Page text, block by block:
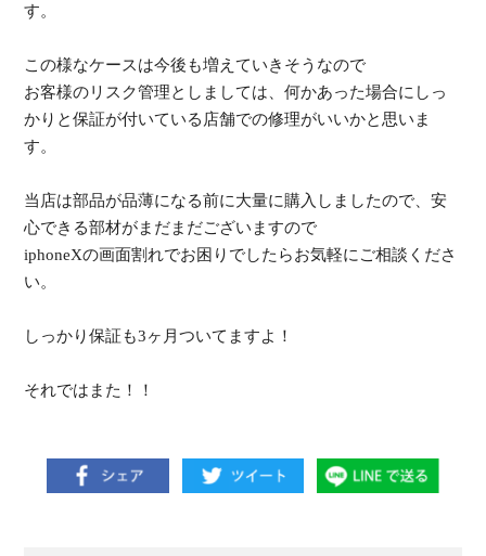
す。
この様なケースは今後も増えていきそうなので
お客様のリスク管理としましては、何かあった場合にしっ
かりと保証が付いている店舗での修理がいいかと思いま
す。
当店は部品が品薄になる前に大量に購入し ましたので、安
心できる部材がまだまだございますので
iphoneXの画面割れでお困りでしたらお気軽にご相談くださ
い。
しっかり保証も3ヶ月ついてますよ！
それではまた！！